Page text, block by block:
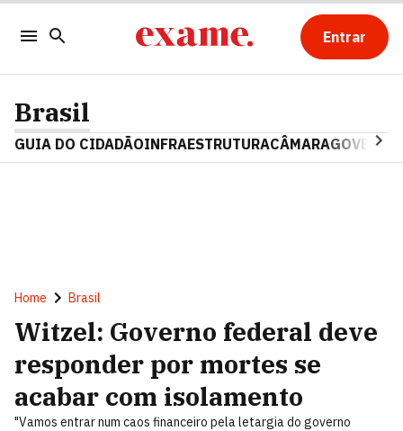
Entrar
Brasil
GUIA DO CIDADÃOINFRAESTRUTURACÂMARAGOVERNO
Home Brasil
Witzel: Governo federal deve
responder por mortes se
acabar com isolamento
"Vamos entrar num caos financeiro pela letargia do governo